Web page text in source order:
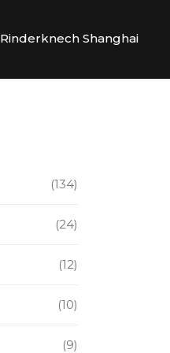
Rinderknech Shanghai
(134)
(24)
(12)
(10)
(9)